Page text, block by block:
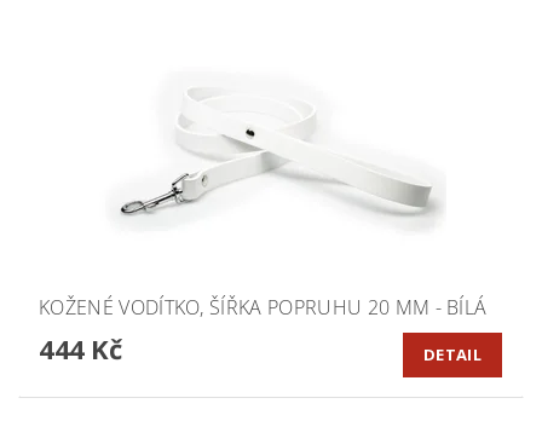
KOŽENÉ VODÍTKO, ŠÍŘKA POPRUHU 20 MM - BÍLÁ
444 Kč DETAIL